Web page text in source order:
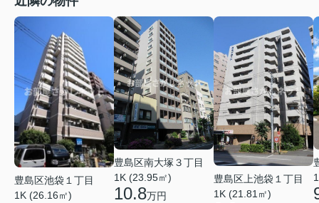
豊島区池袋１丁目
1K (26.16㎡)
豊島区南大塚３丁目
1K (23.95㎡)
10.8万円
豊島区上池袋１丁目
1K (21.81㎡)